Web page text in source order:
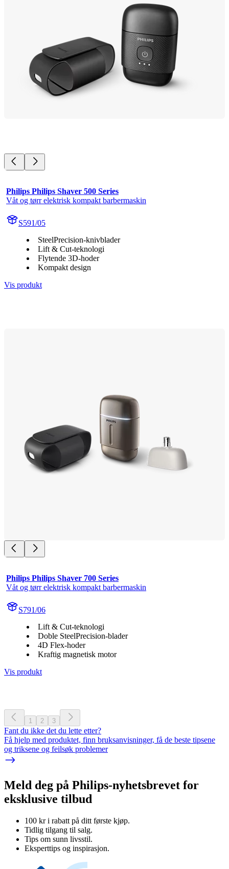
Philips Philips Shaver 500 Series
Våt og tørr elektrisk kompakt barbermaskin
S591/05
SteelPrecision-knivblader
Lift & Cut-teknologi
Flytende 3D-hoder
Kompakt design
Vis produkt
Philips Philips Shaver 700 Series
Våt og tørr elektrisk kompakt barbermaskin
S791/06
Lift & Cut-teknologi
Doble SteelPrecision-blader
4D Flex-hoder
Kraftig magnetisk motor
Vis produkt
1 2 3
Fant du ikke det du lette etter?
Få hjelp med produktet, finn bruksanvisninger, få de beste tipsene
og triksene og feilsøk problemer
Meld deg på Philips-nyhetsbrevet for
eksklusive tilbud
100 kr i rabatt på ditt første kjøp.
Tidlig tilgang til salg.
Tips om sunn livsstil.
Eksperttips og inspirasjon.